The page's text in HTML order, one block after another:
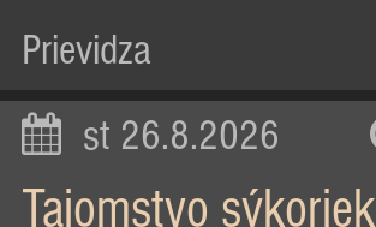
Prievidza
st 26.8.2026
Tajomstvo sýkoriek